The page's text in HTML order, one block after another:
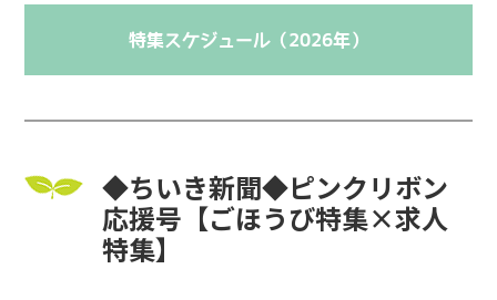
特集スケジュール（2026年）
◆ちいき新聞◆ピンクリボン
応援号【ごほうび特集×求人
特集】